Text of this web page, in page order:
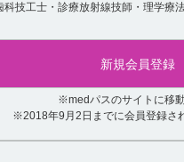
技工士・診療放射線技師・理学療
新規会員登録
※medパスのサイトに移
※2018年9月2日までに会員登録さ
通りです。
量する。
与する。なお、患者の状態によ
行・再発の子宮体癌」、「根治